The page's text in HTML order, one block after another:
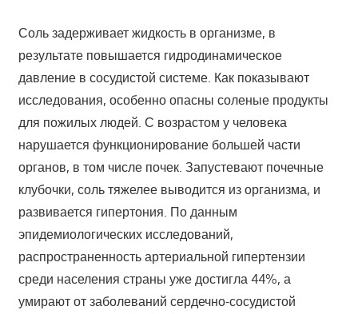
Соль задерживает жидкость в организме, в
результате повышается гидродинамическое
давление в сосудистой системе. Как показывают
исследования, особенно опасны соленые продукты
для пожилых людей. С возрастом у человека
нарушается функционирование большей части
органов, в том числе почек. Запустевают почечные
клубочки, соль тяжелее выводится из организма, и
развивается гипертония. По данным
эпидемиологических исследований,
распространенность артериальной гипертензии
среди населения страны уже достигла 44%, а
умирают от заболеваний сердечно-сосудистой